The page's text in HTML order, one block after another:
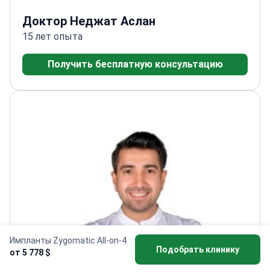
Импланты Zygomatic All-on-4
от 5 778 $
Подобрать клинику
Доктор Неджат Аслан
15 лет опыта
Получить бесплатную консультацию